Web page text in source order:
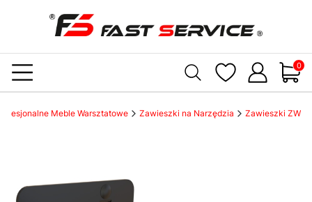
Meble Warsztatowe Zawieszki na Narzędzia Zawieszki ZW